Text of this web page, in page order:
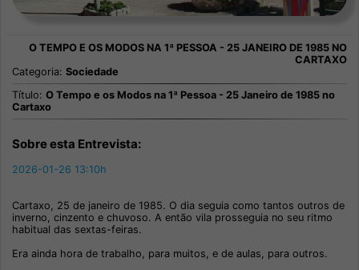
Categoria: Sociedade
Título: O Tempo e os Modos na 1ª Pessoa - 25 Janeiro de 1985 no
Cartaxo
Sobre esta Entrevista:
2026-01-26 13:10h
Cartaxo, 25 de janeiro de 1985. O dia seguia como tantos outros de
inverno, cinzento e chuvoso. A então vila prosseguia no seu ritmo
habitual das sextas-feiras.
Era ainda hora de trabalho, para muitos, e de aulas, para outros.